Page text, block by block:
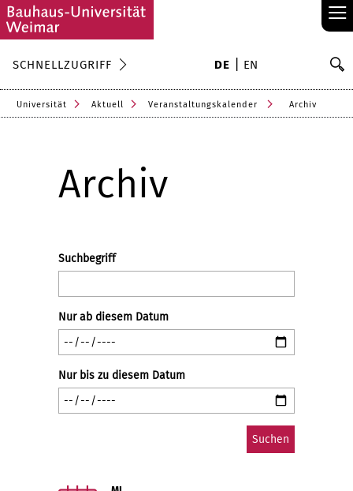
≡
SCHNELLZUGRIFF DE EN
Universität Aktuell Veranstaltungskalender Archiv
Archiv
Suchbegriff
Nur ab diesem Datum
Nur bis zu diesem Datum